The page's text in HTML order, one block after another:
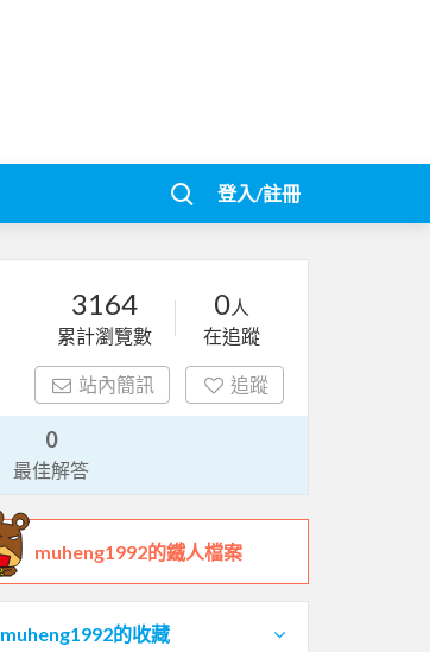
登入/註冊
3164
累計瀏覽數
0人
在追蹤
站內簡訊 追蹤
0
最佳解答
muheng1992的鐵人檔案
muheng1992的收藏